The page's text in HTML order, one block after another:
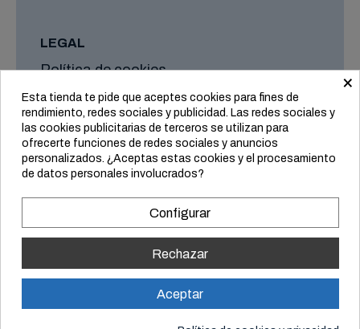
LEGAL
Política de cookies
Aviso legal
Formas de envío y plazos
Condiciones generales
© Equipo Vertical
×
Esta tienda te pide que aceptes cookies para fines de
rendimiento, redes sociales y publicidad. Las redes sociales y
las cookies publicitarias de terceros se utilizan para
ofrecerte funciones de redes sociales y anuncios
personalizados. ¿Aceptas estas cookies y el procesamiento
de datos personales involucrados?
Configurar
Rechazar
Aceptar